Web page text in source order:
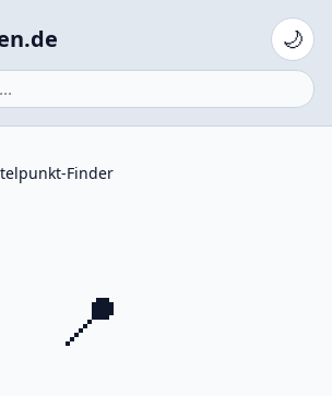
🌙
Finder
📍